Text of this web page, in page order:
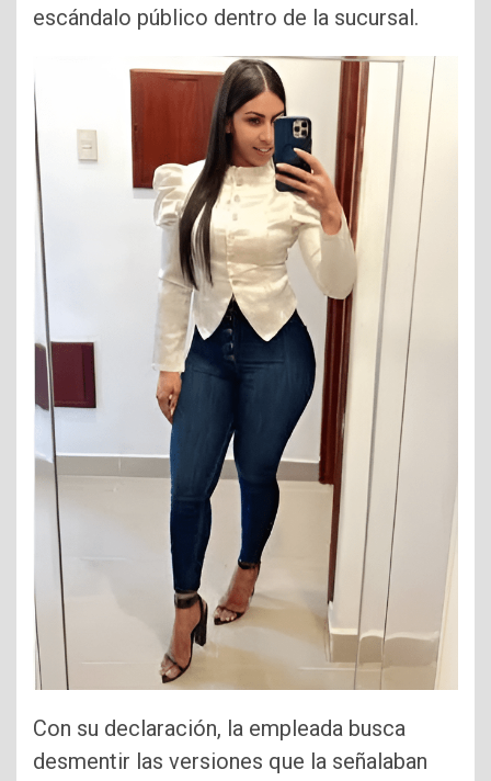
escándalo público dentro de la sucursal.
Con su declaración, la empleada busca
desmentir las versiones que la señalaban